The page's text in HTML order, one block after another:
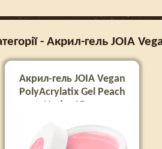
- Акрил-гель JOIA
Акрил-гель JOIA Vegan
PolyAcrylatix Gel Peach
Nude, 15 мл